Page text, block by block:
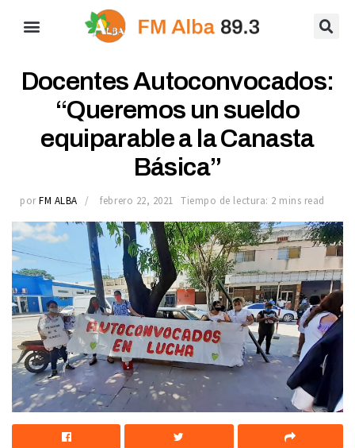
Docentes Autoconvocados:
“Queremos un sueldo
equiparable a la Canasta
Básica”
por FM ALBA febrero 22, 2021 Tiempo de lectura: 2 mins read